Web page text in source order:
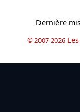
Dernière
© 2007-2026